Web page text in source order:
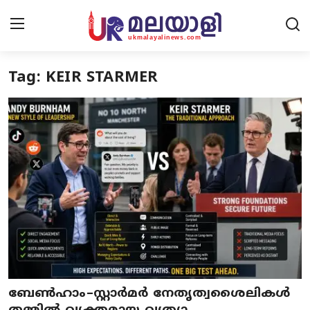
Home
Contact Us
UK News
Europe News
National
Kerala News
Tag: KEIR STARMER
ബേൺഹാം–സ്റ്റാർമർ നേതൃത്വശൈലികൾ